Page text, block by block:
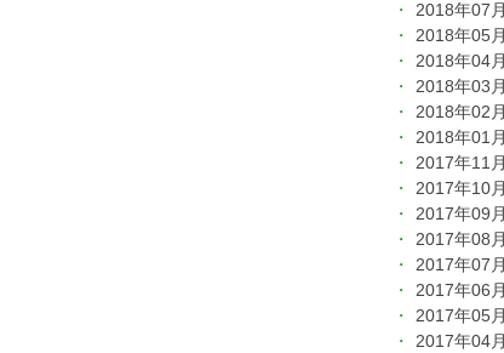
2018年07月
2018年05月
2018年04月
2018年03月
2018年02月
2018年01月
2017年11月
2017年10月
2017年09月
2017年08月
2017年07月
2017年06月
2017年05月
2017年04月